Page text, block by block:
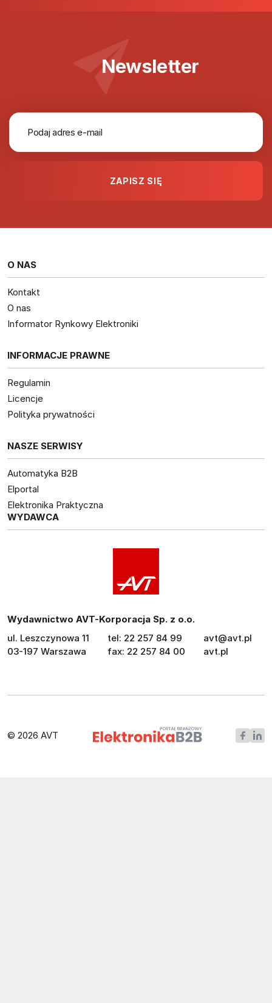
Newsletter
O NAS
Kontakt
O nas
Informator Rynkowy Elektroniki
INFORMACJE PRAWNE
Regulamin
Licencje
Polityka prywatności
NASZE SERWISY
Automatyka B2B
Elportal
Elektronika Praktyczna
WYDAWCA
Wydawnictwo AVT-Korporacja Sp. z o.o.
ul. Leszczynowa 11
03-197 Warszawa
tel: 22 257 84 99
fax: 22 257 84 00
avt@avt.pl
avt.pl
© 2026 AVT